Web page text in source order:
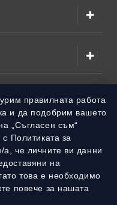
правилната работа
и да подобрим вашето
„Съгласен съм“
Политиката за
че личните ви данни
на
това е необходимо
повече за нашата